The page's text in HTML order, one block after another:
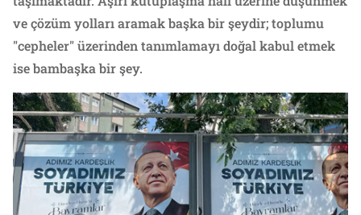
ve çözüm yolları aramak başka bir şeydir; toplumu
"cepheler" üzerinden tanımlamayı doğal kabul etmek
ise bambaşka bir şey.